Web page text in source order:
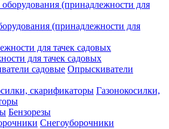
(принадлежности для
для тачек садовых
Опрыскиватели
Газонокосилки,
Бензорезы
Снегоуборочники